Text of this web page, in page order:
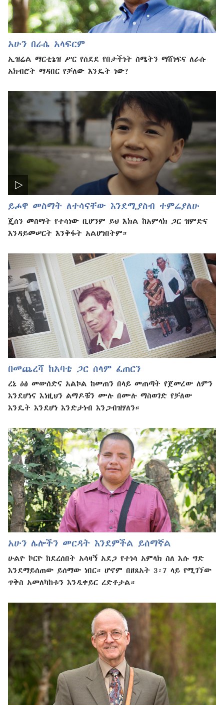
አሁን በራሴ አላፍርም
ኢዝሬል ማርቲኔዝ ሥር የሰደደ የበታችነት ስሜትን ማሸነፍና ለራሱ
አክብሮት ማዳበር የቻለው እንዴት ነው?
ይሖዋ መስማት ለተሳናቸው እንደሚያስብ ተምሬያለሁ
ጄሰን መስማት የተሳነው ቢሆንም ይህ እክል ከአምላክ ጋር ዝምድና
እንዳይመሠርት እንቅፋት አልሆነበትም።
በመጨረሻ ከአባቴ ጋር ሰላም ፈጠርን
ረኔ ዕፅ መውሰድና አልኮል ከመጠን በላይ መጠጣት የጀመረው ለምን
እንደሆነና እነዚህን ልማዶቹን ሙሉ በሙሉ ማስወገድ የቻለው
እንዴት እንደሆነ እንድታነብ እንጋብዝሃለን።
አሁን ሌሎችን መርዳት እንደምችል ይሰማኛል
ሁልዮ ኮርዮ ከደረሰበት አሳዛኝ አደጋ የተነሳ አምላክ ስለ እሱ ግድ
እንደማይሰጠው ይሰማው ነበር። ሆኖም በዘጸአት 3፡7 ላይ የሚገኘው
ጥቅስ አመለካከቱን እንዲቀይር ረድቶታል።